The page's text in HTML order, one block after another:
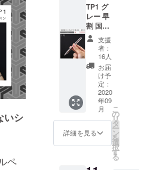
いシ
ペ
TP1 グ
レー 早
割 国内
送料/税
込み支援
者：
16人
お届
け予
定：
2020
年09
月
詳細を見る
こ
の
リ
タ
ー
ン
を
選
択
す
る